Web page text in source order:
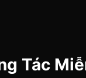
Tác